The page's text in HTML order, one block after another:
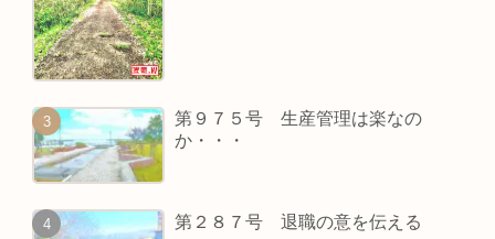
第９７５号 生産管理は楽なの
か・・・
第２８７号 退職の意を伝える